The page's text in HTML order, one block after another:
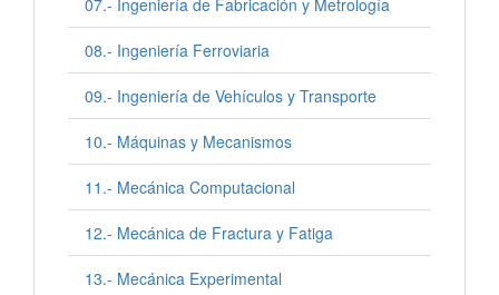
08.- Ingeniería Ferroviaria
09.- Ingeniería de Vehículos y Transporte
10.- Máquinas y Mecanismos
11.- Mecánica Computacional
12.- Mecánica de Fractura y Fatiga
13.- Mecánica Experimental